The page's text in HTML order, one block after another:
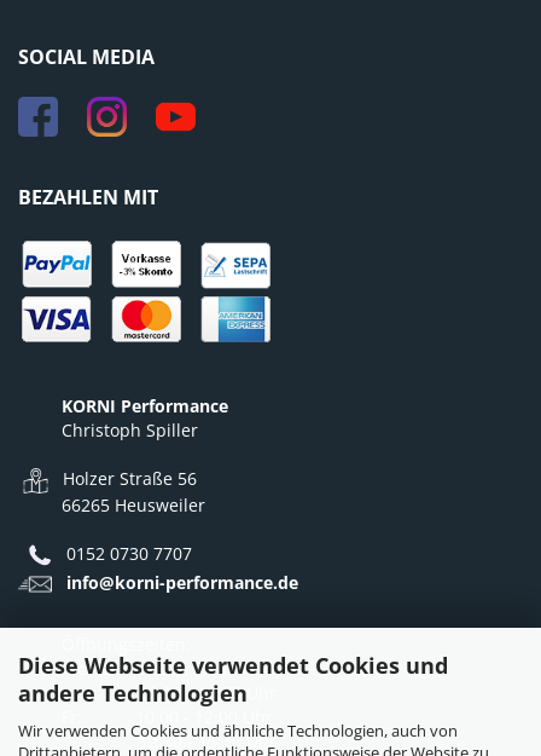
Diese Webseite verwendet Cookies und
andere Technologien
Wir verwenden Cookies und ähnliche Technologien, auch von
SOCIAL MEDIA
BEZAHLEN MIT
KORNI Performance
Christoph Spiller
Holzer Straße 56
66265 Heusweiler
0152 0730 7707
info@korni-performance.de
Mo - Do: 10:00 - 12:00 Uhr
12:30 - 16:30 Uhr
12:30 - 15:30 Uhr